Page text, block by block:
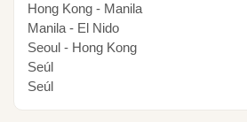
Hong Kong - Manila
Manila - El Nido
Seoul - Hong Kong
Seúl
Seúl